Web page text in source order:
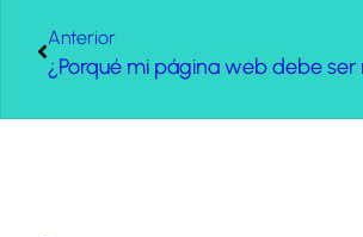
Anterior
¿Porqué mi página web debe ser